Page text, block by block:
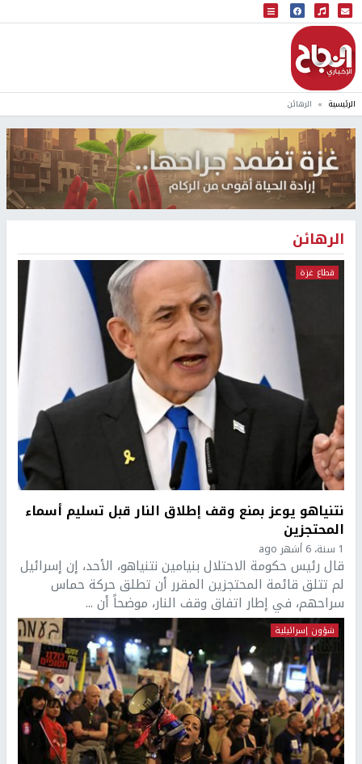
البث المباشر
إذاعة النجاح
الرئيسية الرهائن
الرهائن
قطاع غزة
نتنياهو يوعز بمنع وقف إطلاق النار قبل تسليم أسماء
المحتجزين
1 سنة، 6 أشهر ago
قال رئيس حكومة الاحتلال بنيامين نتنياهو، الأحد، إن إسرائيل
لم تتلق قائمة المحتجزين المقرر أن تطلق حركة حماس
سراحهم، في إطار اتفاق وقف النار، موضحاً أن ...
شؤون إسرائيلية